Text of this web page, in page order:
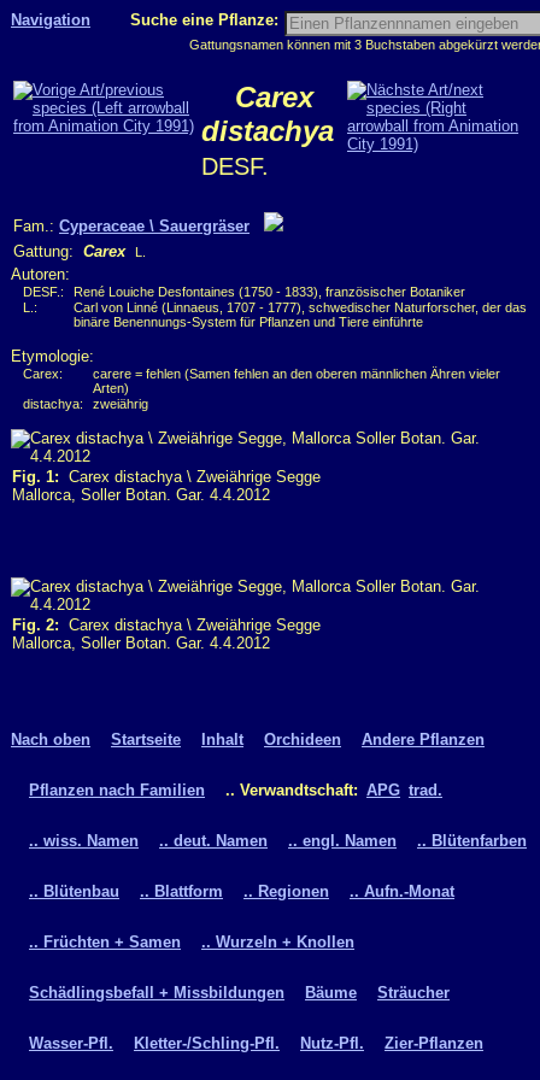
Navigation Suche eine Pflanze:
Gattungsnamen können mit 3 Buchstaben abgekürzt
Carex
distachya
DESF.
Fam.: Cyperaceae \ Sauergräser
Gattung: Carex L.
Autoren:
DESF.:
René Louiche Desfontaines (1750 - 1833), französischer Botaniker
L.:
Carl von Linné (Linnaeus, 1707 - 1777), schwedischer Naturforscher, der das
binäre Benennungs-System für Pflanzen und Tiere einführte
Etymologie:
Carex:
carere = fehlen (Samen fehlen an den oberen männlichen Ähren vieler
Arten)
distachya:
zweiährig
Fig. 1: Carex distachya \ Zweiährige Segge
Mallorca, Soller Botan. Gar. 4.4.2012
Fig. 2: Carex distachya \ Zweiährige Segge
Mallorca, Soller Botan. Gar. 4.4.2012
Nach oben Startseite Inhalt Orchideen Andere Pflanzen
Pflanzen nach Familien .. Verwandtschaft: APG trad.
.. wiss. Namen .. deut. Namen .. engl. Namen .. Blütenfarben
.. Blütenbau .. Blattform .. Regionen .. Aufn.-Monat
.. Früchten + Samen .. Wurzeln + Knollen
Schädlingsbefall + Missbildungen Bäume Sträucher
Wasser-Pfl. Kletter-/Schling-Pfl. Nutz-Pfl. Zier-Pflanzen